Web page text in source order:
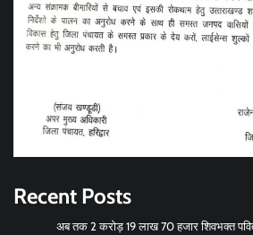
Recent Posts
अब तक 2 करोड़ 19 लाख 70 हजार शिवभक्त